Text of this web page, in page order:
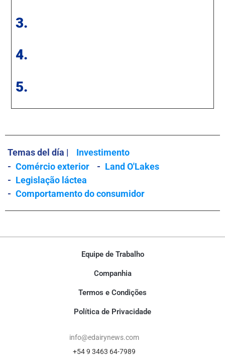
3.
4.
5.
Temas del día |
Investimento
- Comércio exterior - Land O'Lakes
- Legislação láctea
- Comportamento do consumidor
Equipe de Trabalho
Companhia
Termos e Condições
Política de Privacidade
info@edairynews.com
+54 9 3463 64-7989